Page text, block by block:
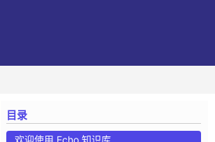
目录
欢迎使用 Echo 知识库